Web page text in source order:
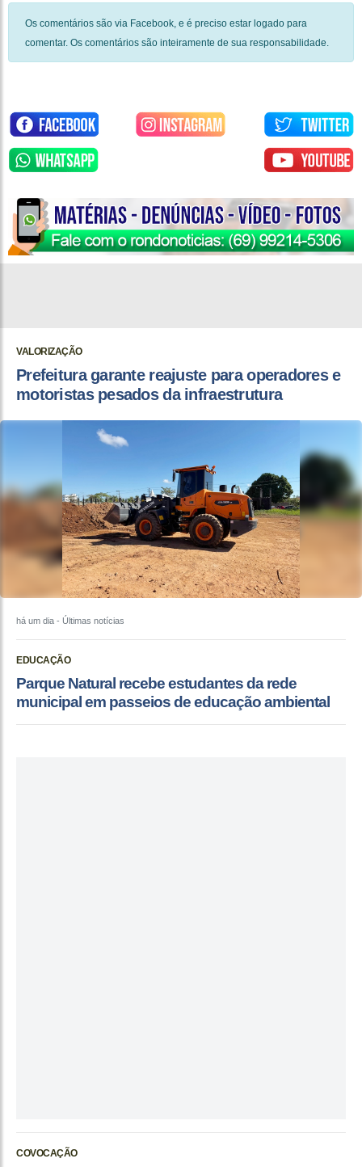
Os comentários são via Facebook, e é preciso estar logado para
comentar. Os comentários são inteiramente de sua responsabilidade.
VALORIZAÇÃO
Prefeitura garante reajuste para operadores e
motoristas pesados da infraestrutura
há um dia - Últimas notícias
EDUCAÇÃO
Parque Natural recebe estudantes da rede
municipal em passeios de educação ambiental
COVOCAÇÃO